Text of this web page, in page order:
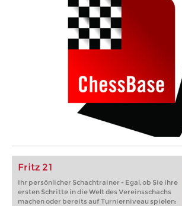
Fritz 21
Ihr persönlicher Schachtrainer - Egal, ob Sie Ihre
ersten Schritte in die Welt des Vereinsschachs
machen oder bereits auf Turnierniveau spielen: